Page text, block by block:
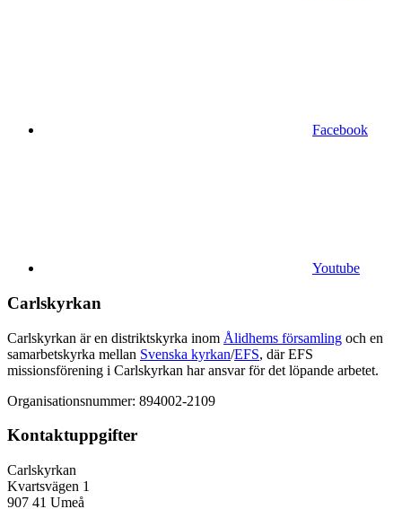
Facebook
Youtube
Carlskyrkan
Carlskyrkan är en distriktskyrka inom Ålidhems församling och en
samarbetskyrka mellan Svenska kyrkan/EFS, där EFS
missionsförening i Carlskyrkan har ansvar för det löpande arbetet.
Organisationsnummer: 894002-2109
Kontaktuppgifter
Carlskyrkan
Kvartsvägen 1
907 41 Umeå